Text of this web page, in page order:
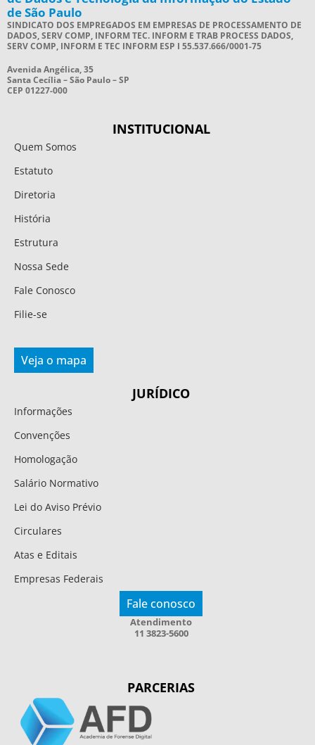
de São Paulo
SINDICATO DOS EMPREGADOS EM EMPRESAS DE PROCESSAMENTO DE
DADOS, SERV COMP, INFORM TEC. INFORM E TRAB PROCESS DADOS,
SERV COMP, INFORM E TEC INFORM ESP I 55.537.666/0001-75
Avenida Angélica, 35
Santa Cecília – São Paulo – SP
CEP 01227-000
INSTITUCIONAL
Quem Somos
Estatuto
Diretoria
História
Estrutura
Nossa Sede
Fale Conosco
Filie-se
Veja o mapa
JURÍDICO
Informações
Convenções
Homologação
Salário Normativo
Lei do Aviso Prévio
Circulares
Atas e Editais
Empresas Federais
Fale conosco
Atendimento
11 3823-5600
PARCERIAS